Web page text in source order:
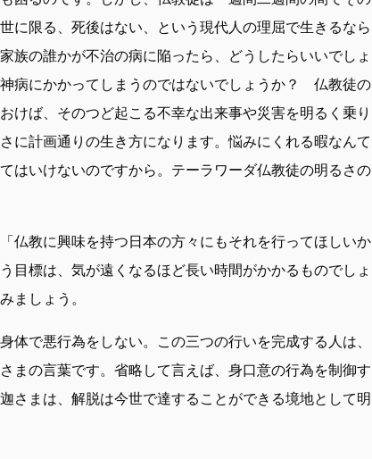
に限る、死後はない、という現代人の理屈で生きるなら
族の誰かが不治の病に陥ったら、どうしたらいいでしょ
病にかかってしまうのではないでしょうか？ 仏教徒の
けば、そのつど起こる不幸な出来事や災害を明るく乗り
に計画通りの生き方になります。悩みにくれる暇なんて
はいけないのですから。テーラワーダ仏教徒の明るさの
仏教に興味を持つ日本の方々にもそれを行ってほしいか
目標は、気が遠くなるほど長い時間がかかるものでしょ
ましょう。
体で悪行為をしない。この三つの行いを完成する人は、
まの言葉です。省略して言えば、身口意の行為を制御す
さまは、解脱は今世で達することができる境地として明